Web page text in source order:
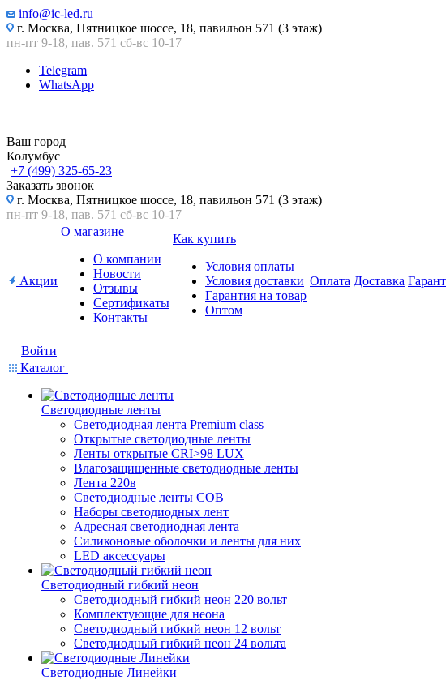
info@ic-led.ru
г. Москва, Пятницкое шоссе, 18, павильон 571 (3 этаж)
пн-пт 9-18, пав. 571 сб-вс 10-17
Telegram
WhatsApp
Ваш город
Колумбус
+7 (499) 325-65-23
Заказать звонок
г. Москва, Пятницкое шоссе, 18, павильон 571 (3 этаж)
пн-пт 9-18, пав. 571 сб-вс 10-17
Акции
О магазине
О компании
Новости
Отзывы
Сертификаты
Контакты
Как купить
Условия оплаты
Условия доставки
Гарантия на товар
Оптом
Оплата Доставка
Войти
Каталог
Светодиодные ленты
Светодиодная лента Premium class
Открытые светодиодные ленты
Ленты открытые CRI>98 LUX
Влагозащищенные светодиодные ленты
Лента 220в
Светодиодные ленты COB
Наборы светодиодных лент
Адресная светодиодная лента
Силиконовые оболочки и ленты для них
LED аксессуары
Светодиодный гибкий неон
Светодиодный гибкий неон 220 вольт
Комплектующие для неона
Светодиодный гибкий неон 12 вольт
Светодиодный гибкий неон 24 вольта
Светодиодные Линейки